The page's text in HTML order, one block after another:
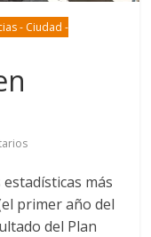
- Ciudad -
más
primer año del
del Plan